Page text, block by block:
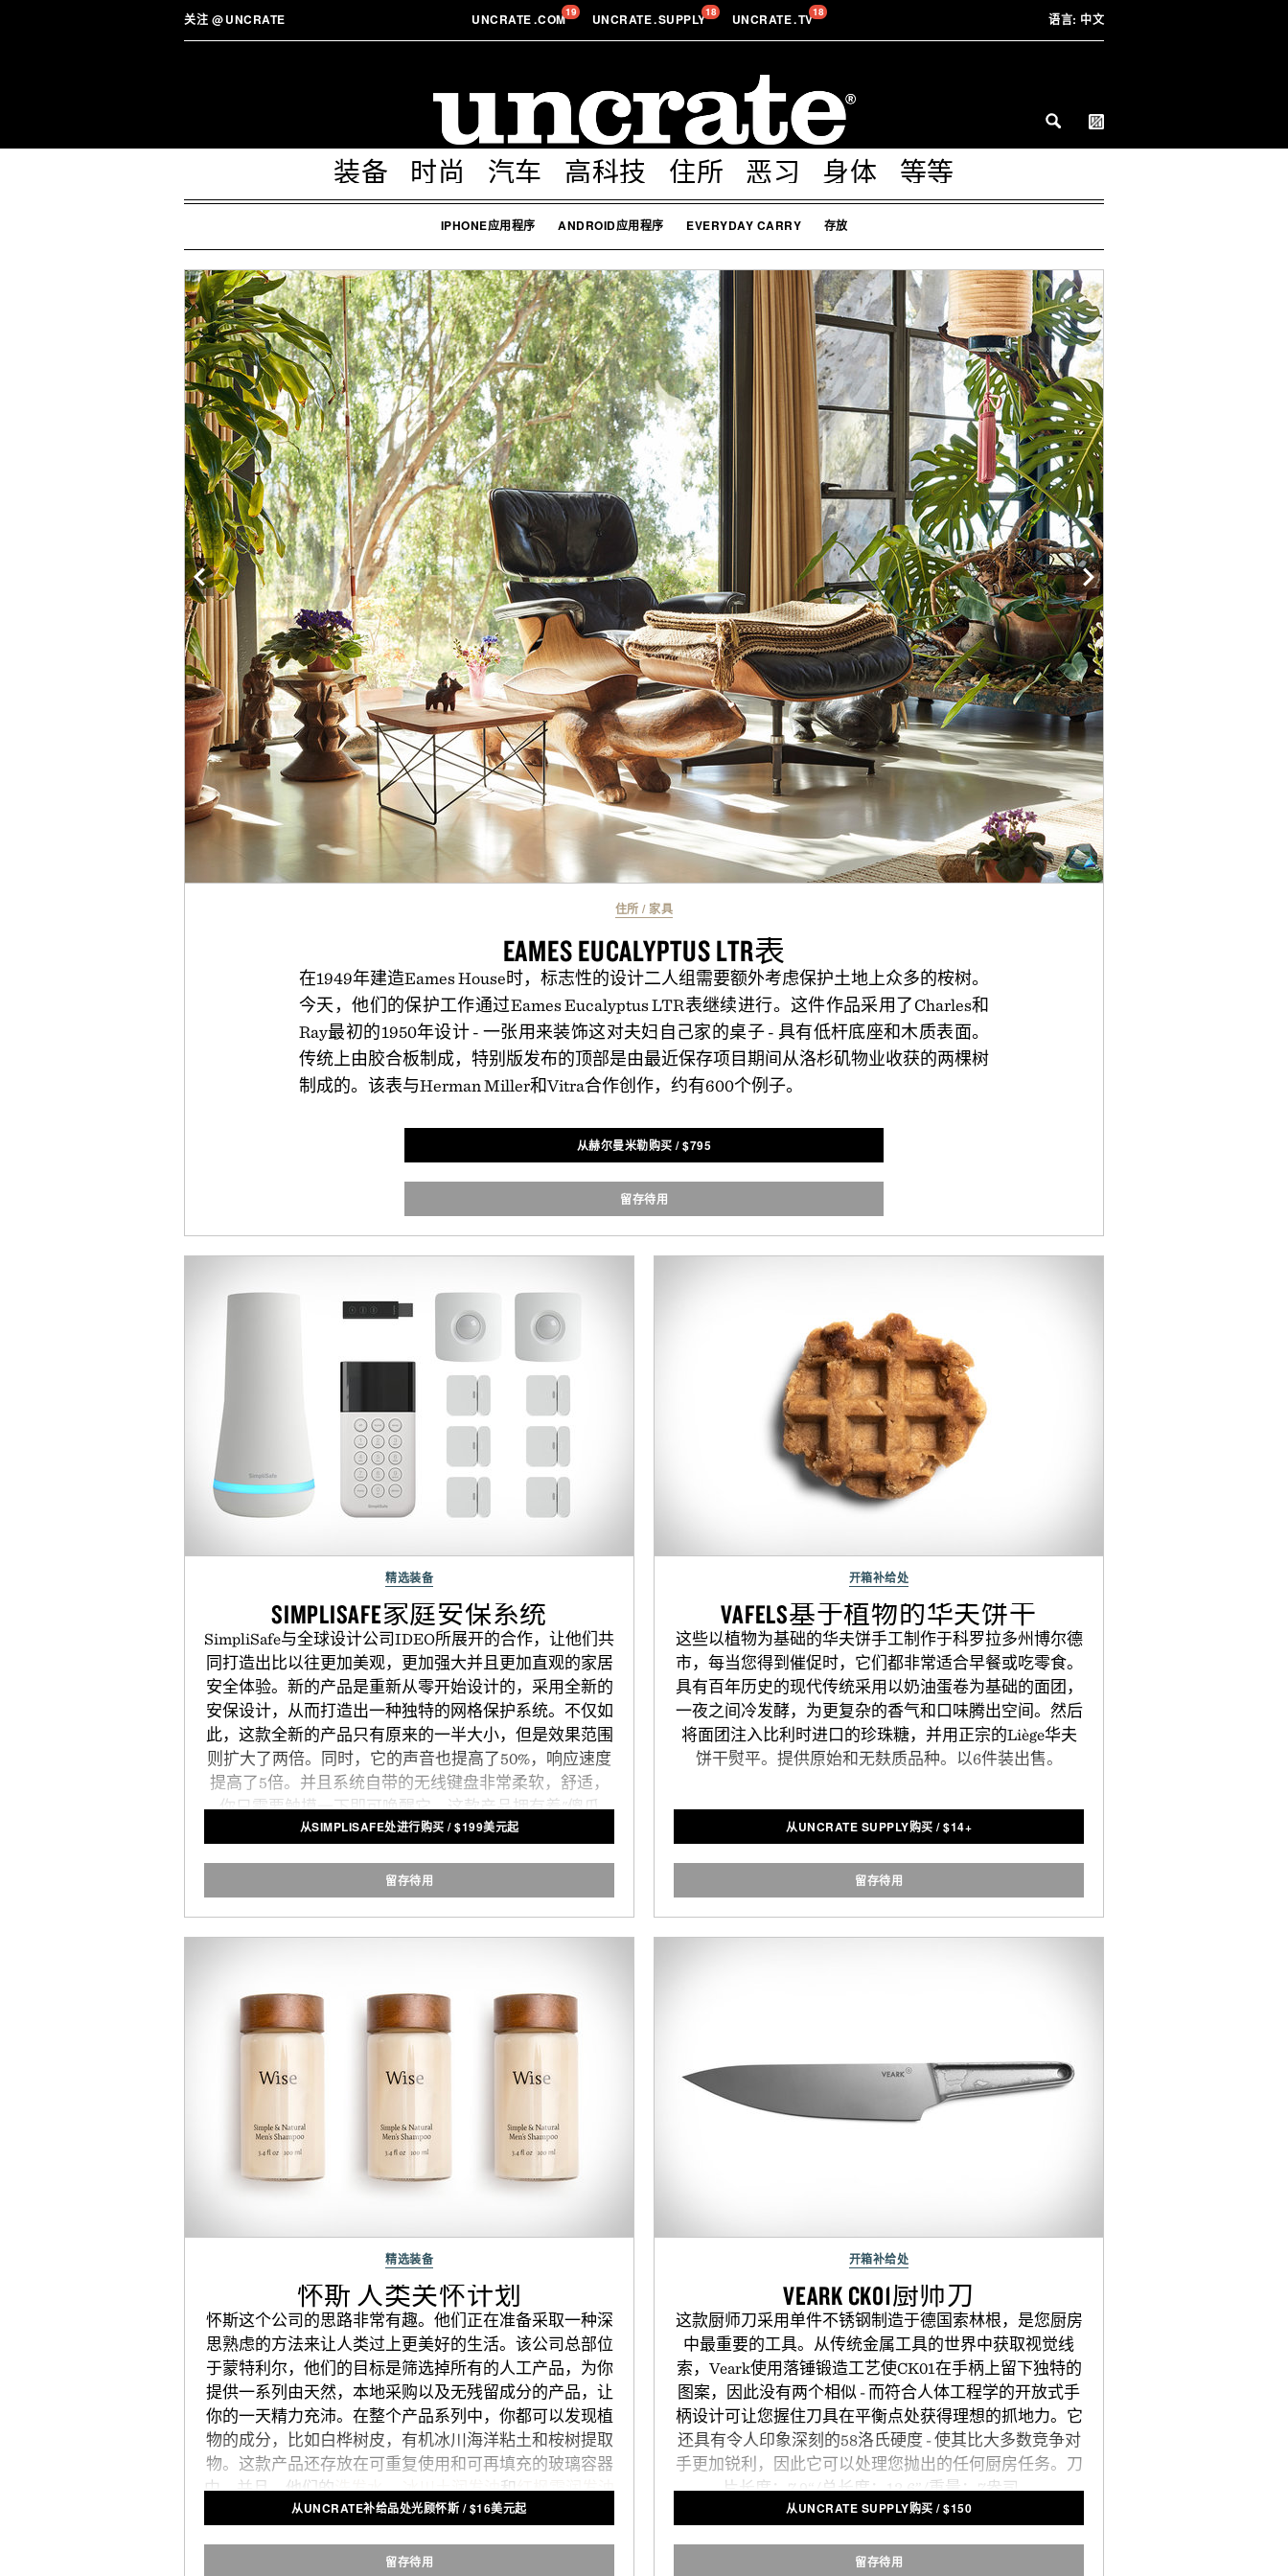
关注 @UNCRATE UNCRATE.COM19 UNCRATE.SUPPLY18 UNCRATE.TV18 语言: 中文
装备 时尚 汽车 高科技 住所 恶习 身体 等等
IPHONE应用程序 ANDROID应用程序 EVERYDAY CARRY 存放
住所 /家具
EAMES EUCALYPTUS LTR表
在1949年建造Eames House时，标志性的设计二人组需要额外考虑保护土地上众多的桉树。
今天，他们的保护工作通过Eames Eucalyptus LTR表继续进行。这件作品采用了Charles和
Ray最初的1950年设计 - 一张用来装饰这对夫妇自己家的桌子 - 具有低杆底座和木质表面。
传统上由胶合板制成，特别版发布的顶部是由最近保存项目期间从洛杉矶物业收获的两棵树
制成的。该表与Herman Miller和Vitra合作创作，约有600个例子。
从赫尔曼米勒购买 /$795
留存待用
精选装备
SIMPLISAFE家庭安保系统
SimpliSafe与全球设计公司IDEO所展开的合作，让他们共
同打造出比以往更加美观，更加强大并且更加直观的家居
安全体验。新的产品是重新从零开始设计的，采用全新的
安保设计，从而打造出一种独特的网格保护系统。不仅如
此，这款全新的产品只有原来的一半大小，但是效果范围
则扩大了两倍。同时，它的声音也提高了50%，响应速度
提高了5倍。并且系统自带的无线键盘非常柔软，舒适，
你只需要触摸一下即可唤醒它。这款产品拥有着"傻瓜
式"的安装步骤，你只需要几分钟就可以装好，并且无需
格也是同样的具有革命性，这也是让SimpliSafe成为全美
发展最快的家庭安全公司的关键因素之一。
从SIMPLISAFE处进行购买 /$199美元起
留存待用
开箱补给处
VAFELS基于植物的华夫饼干
这些以植物为基础的华夫饼手工制作于科罗拉多州博尔德
市，每当您得到催促时，它们都非常适合早餐或吃零食。
具有百年历史的现代传统采用以奶油蛋卷为基础的面团，
一夜之间冷发酵，为更复杂的香气和口味腾出空间。然后
将面团注入比利时进口的珍珠糖，并用正宗的Liège华夫
饼干熨平。提供原始和无麸质品种。以6件装出售。
从UNCRATE SUPPLY购买 /$14+
留存待用
精选装备
怀斯 人类关怀计划
怀斯这个公司的思路非常有趣。他们正在准备采取一种深
思熟虑的方法来让人类过上更美好的生活。该公司总部位
于蒙特利尔，他们的目标是筛选掉所有的人工产品，为你
提供一系列由天然，本地采购以及无残留成分的产品，让
你的一天精力充沛。在整个产品系列中，你都可以发现植
物的成分，比如白桦树皮，有机冰川海洋粘土和桉树提取
物。这款产品还存放在可重复使用和可再填充的玻璃容器
中，并且，他们的洗发水，冰川土润发油和红枫霜润发油
都可以重新填充进去，从而让自然坏境的丢弃物进一步减
从UNCRATE补给品处光顾怀斯 /$16美元起
留存待用
开箱补给处
VEARK CK01厨师刀
这款厨师刀采用单件不锈钢制造于德国索林根，是您厨房
中最重要的工具。从传统金属工具的世界中获取视觉线
索，Veark使用落锤锻造工艺使CK01在手柄上留下独特的
图案，因此没有两个相似 - 而符合人体工程学的开放式手
柄设计可让您握住刀具在平衡点处获得理想的抓地力。它
还具有令人印象深刻的58洛氏硬度 - 使其比大多数竞争对
手更加锐利，因此它可以处理您抛出的任何厨房任务。刀
片长度：7.9“/总长度：12.6”/重量：7盎司。
从UNCRATE SUPPLY购买 /$150
留存待用